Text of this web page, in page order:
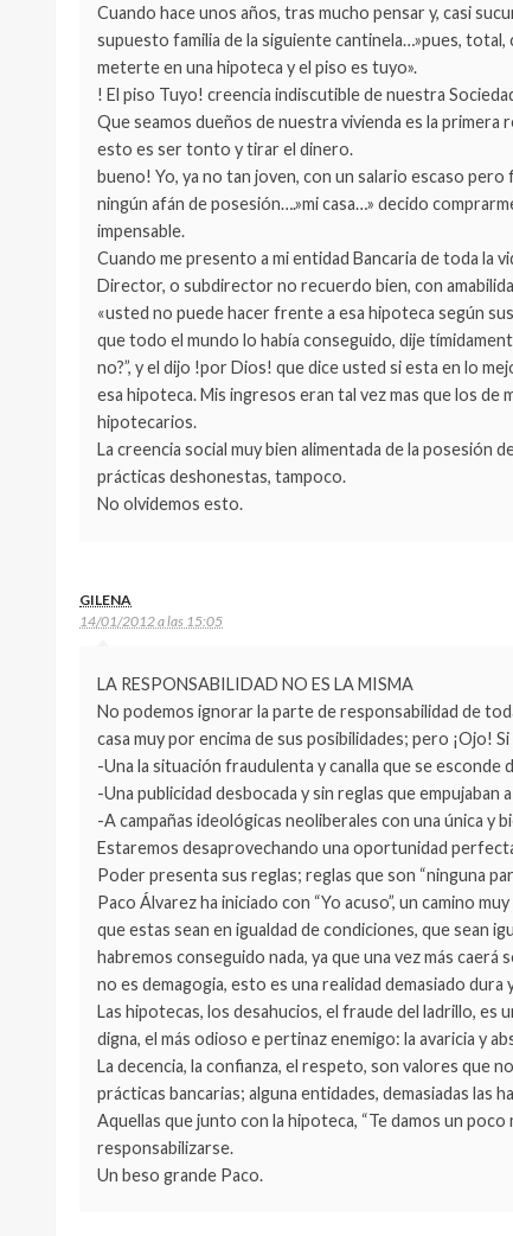
Cuando hace unos años, tras mucho pensar y, casi
supuesto familia de la siguiente cantinela…»pues, total,
meterte en una hipoteca y el piso es tuyo».
! El piso Tuyo! creencia indiscutible de nuestra
Que seamos dueños de nuestra vivienda es la primera
esto es ser tonto y tirar el dinero.
bueno! Yo, ya no tan joven, con un salario escaso
ningún afán de posesión….»mi casa…» decido
impensable.
Cuando me presento a mi entidad Bancaria de toda la
Director, o subdirector no recuerdo bien, con
«usted no puede hacer frente a esa hipoteca según
que todo el mundo lo había conseguido, dije
no?”, y el dijo !por Dios! que dice usted si esta en lo
esa hipoteca. Mis ingresos eran tal vez mas que los
hipotecarios.
La creencia social muy bien alimentada de la posesión
prácticas deshonestas, tampoco.
No olvidemos esto.
GILENA
14/01/2012 a las 15:05
LA RESPONSABILIDAD NO ES LA MISMA
No podemos ignorar la parte de responsabilidad de
casa muy por encima de sus posibilidades; pero ¡Ojo!
-Una la situación fraudulenta y canalla que se esconde
-Una publicidad desbocada y sin reglas que
-A campañas ideológicas neoliberales con una única y
Estaremos desaprovechando una oportunidad
Poder presenta sus reglas; reglas que son “ninguna
Paco Álvarez ha iniciado con “Yo acuso”, un camino
que estas sean en igualdad de condiciones, que sean
habremos conseguido nada, ya que una vez más
no es demagogia, esto es una realidad demasiado dura
Las hipotecas, los desahucios, el fraude del ladrillo, es
digna, el más odioso e pertinaz enemigo: la avaricia y
La decencia, la confianza, el respeto, son valores que
prácticas bancarias; alguna entidades, demasiadas las
Aquellas que junto con la hipoteca, “Te damos un poco
responsabilizarse.
Un beso grande Paco.